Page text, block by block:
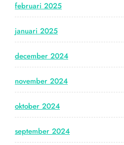
februari 2025
januari 2025
december 2024
november 2024
oktober 2024
september 2024